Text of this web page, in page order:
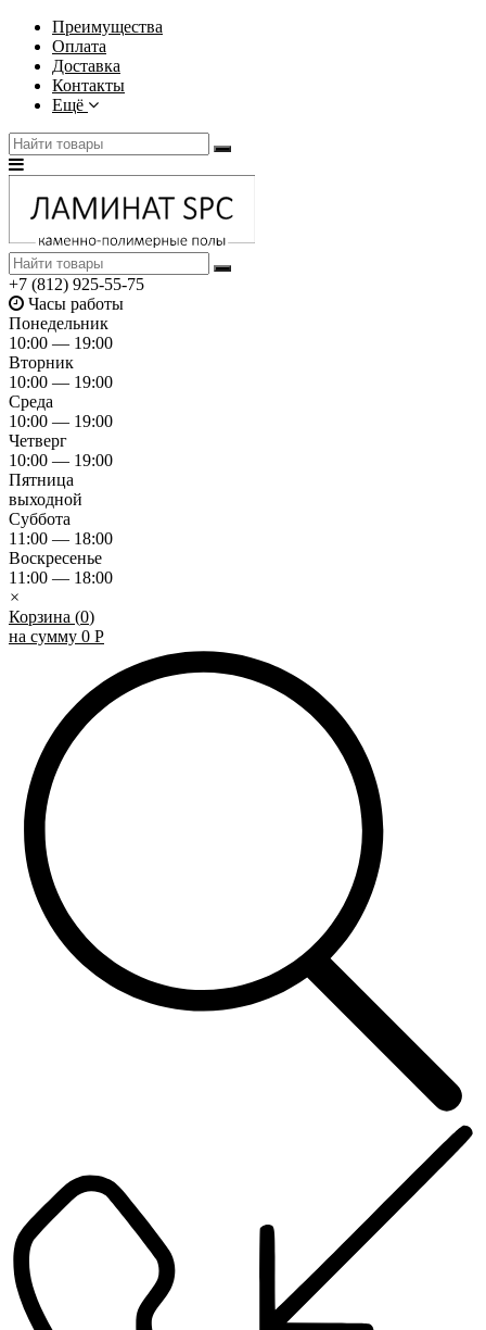
Преимущества
Оплата
Доставка
Контакты
Ещё
+7 (812) 925-55-75
Часы работы
Понедельник
10:00 — 19:00
Вторник
10:00 — 19:00
Среда
10:00 — 19:00
Четверг
10:00 — 19:00
Пятница
выходной
Суббота
11:00 — 18:00
Воскресенье
11:00 — 18:00
×
Корзина (0)
на сумму 0 Р